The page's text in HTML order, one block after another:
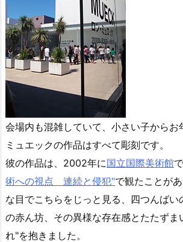
会場内も混雑していて、小さい子からお
ミュエックの作品はすべて彫刻です。
彼の作品は、2002年に国立国際美術館
術への視点 連続と侵犯"で観たことが
な目でこちらをじっと見る、四つんばい
の赤ん坊、その異様な存在感とたたずま
れ"を抱きました。